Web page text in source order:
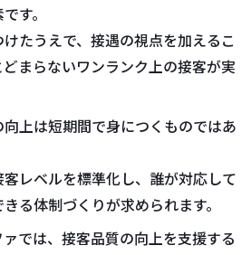
す。
たうえで、接遇の視点を加えるこ
まらないワンランク上の接客が実
上は短期間で身につくものではあ
レベルを標準化し、誰が対応して
る体制づくりが求められます。
では、接客品質の向上を支援する